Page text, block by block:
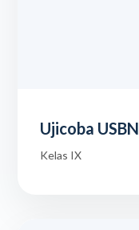
Ujicoba USBN
Kelas IX